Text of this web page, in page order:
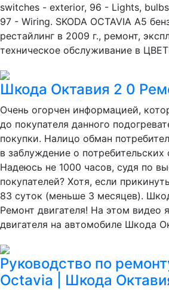
switches - exterior, 96 - Lights,
97 - Wiring. SKODA OCTAVIA A5
рестайлинг в 2009 г., ремонт,
техническое обслуживание в
Шкода Октавия 2 0
Очень огорчен информацией,
до покупателя данного
покупки. Налицо обман
в заблуждение о потребительских
Надеюсь не 1000 часов, судя по
покупателей? Хотя, если
83 суток (меньше 3 месяцев).
Ремонт двигателя! На этом видео
двигателя на автомобиле Шкода
Руководство по
Octavia | Шкода